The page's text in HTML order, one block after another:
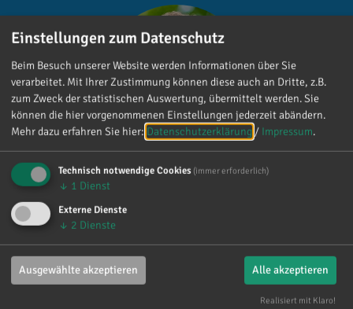
Dr. Reinhard Brandl
Einstellungen zum Datenschutz
Beim Besuch unserer Website werden Informationen über Sie
verarbeitet. Mit Ihrer Zustimmung können diese auch an Dritte, z.B.
zum Zweck der statistischen Auswertung, übermittelt werden. Sie
können die hier vorgenommenen Einstellungen jederzeit abändern.
Mehr dazu erfahren Sie hier: Datenschutzerklärung / Impressum.
Technisch notwendige Cookies (immer erforderlich)
↓ 1 Dienst
Externe Dienste
↓ 2 Dienste
Ausgewählte akzeptieren Alle akzeptieren
Realisiert mit Klaro!